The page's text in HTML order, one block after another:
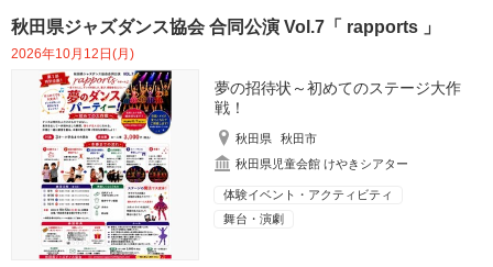
秋田県ジャズダンス協会 合同公演 Vol.7「 rapports 」
2026年10月12日(月)
夢の招待状～初めてのステージ大作
戦！
秋田県
秋田市
秋田県児童会館 けやきシアター
体験イベント・アクティビティ
舞台・演劇